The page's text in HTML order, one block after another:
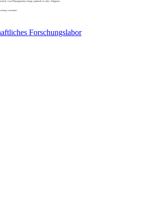
Forschungslabor